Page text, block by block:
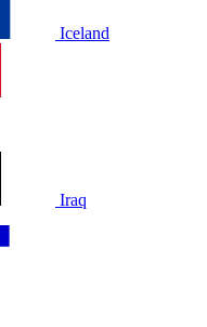
Iceland
Iraq